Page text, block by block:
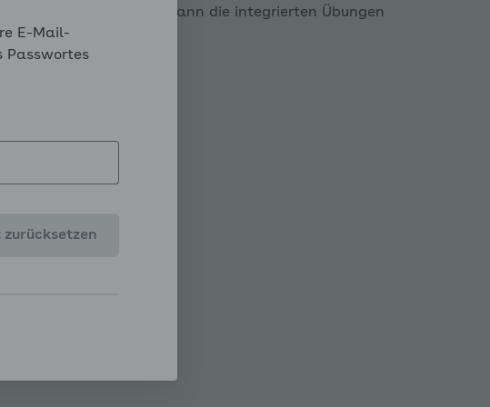
E-Mail-
Passwortes
zurücksetzen
auf. Setzen Sie dann die integrierten Übungen
um.
ausklappen